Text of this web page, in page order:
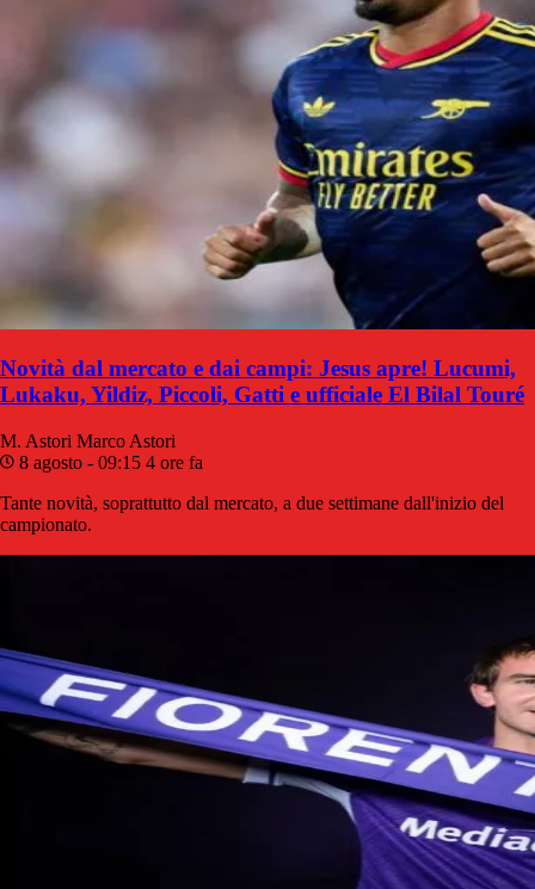
Novità dal mercato e dai campi: Jesus apre! Lucumi,
Lukaku, Yildiz, Piccoli, Gatti e ufficiale El Bilal Touré
M. Astori Marco Astori
8 agosto - 09:15 4 ore fa
Tante novità, soprattutto dal mercato, a due settimane dall'inizio del
campionato.